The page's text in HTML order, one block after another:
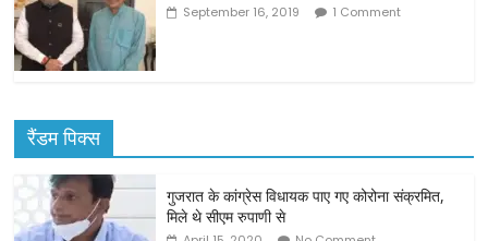
September 16, 2019 1 Comment
रैंडम पिक्स
गुजरात के कांग्रेस विधायक पाए गए कोरोना संक्रमित,
मिले थे सीएम रुपाणी से